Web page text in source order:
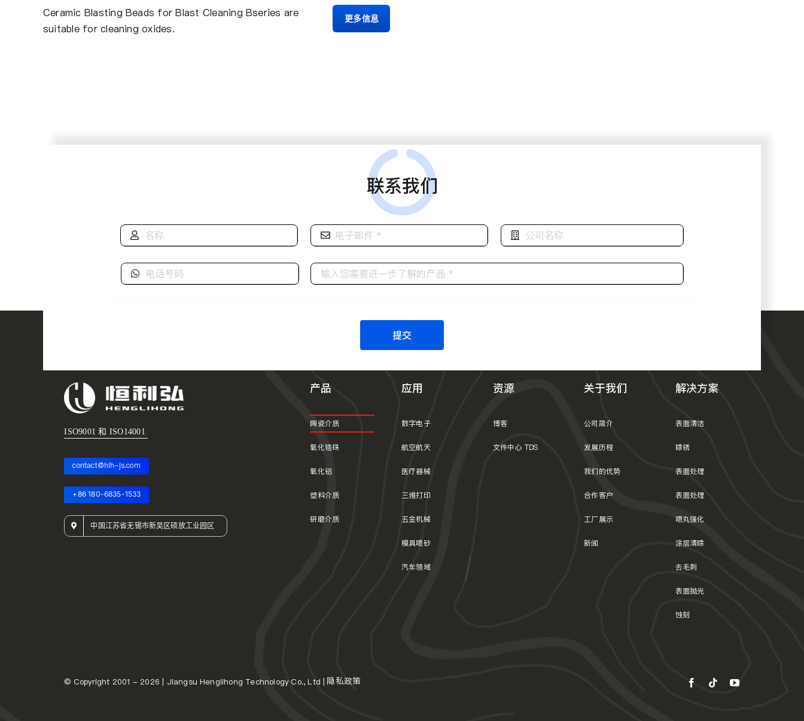
Ceramic Blasting Beads for Blast Cleaning Bseries are
suitable for cleaning oxides.
更多信息
联系我们
提交
ISO9001 和 ISO14001
contact@hlh-js.com
+86 180-6835-1533
中国江苏省无锡市新吴区硕放工业园区
产品
陶瓷介质
氧化锆珠
氧化铝
塑料介质
研磨介质
应用
数字电子
航空航天
医疗器械
三维打印
五金机械
模具喷砂
汽车领域
资源
博客
文件中心 TDS
关于我们
公司简介
发展历程
我们的优势
合作客户
工厂展示
新闻
解决方案
表面清洁
除锈
表面处理
表面处理
喷丸强化
涂层清除
去毛刺
表面抛光
蚀刻
© Copyright 2001 - 2026 | Jiangsu Henglihong Technology Co., Ltd | 隐私政策